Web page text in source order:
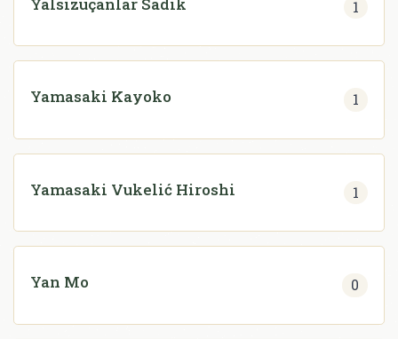
1
Yamasaki Kayoko 1
Yamasaki Vukelić Hiroshi 1
Yan Mo 0